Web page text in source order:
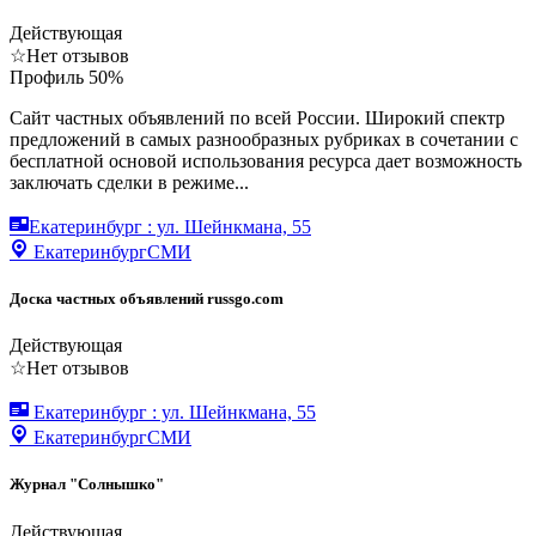
Действующая
☆Нет отзывов
Профиль 50%
Сайт частных объявлений по всей России. Широкий спектр
предложений в самых разнообразных рубриках в сочетании с
бесплатной основой использования ресурса дает возможность
заключать сделки в режиме...
Екатеринбург : ул. Шейнкмана, 55
ЕкатеринбургСМИ
Доска частных объявлений russgo.com
Действующая
☆Нет отзывов
Екатеринбург : ул. Шейнкмана, 55
ЕкатеринбургСМИ
Журнал "Солнышко"
Действующая